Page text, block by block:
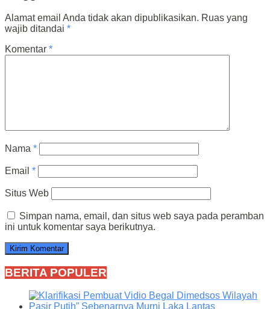
Alamat email Anda tidak akan dipublikasikan. Ruas yang
wajib ditandai *
Komentar *
Nama *
Email *
Situs Web
Simpan nama, email, dan situs web saya pada peramban
ini untuk komentar saya berikutnya.
BERITA POPULER